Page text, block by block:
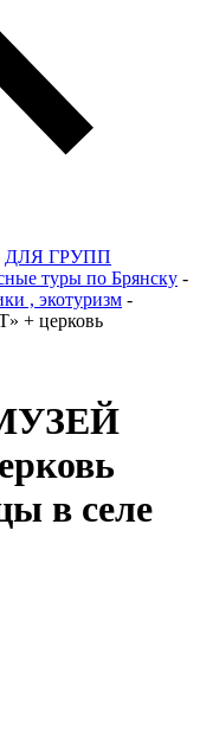
ДЛЯ ГРУПП
туры по Брянску -
, экотуризм -
церковь
в селе